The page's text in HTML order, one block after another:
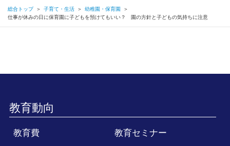
総合トップ ＞ 子育て・生活 ＞ 幼稚園・保育園
＞
仕事が休みの日に保育園に子どもを預けてもいい？ 園の方針と子どもの気持ちに注意
教育動向
教育費 教育セミナー